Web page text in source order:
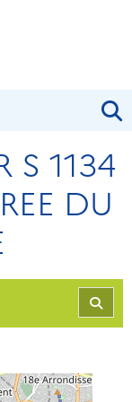
S 1134
DU